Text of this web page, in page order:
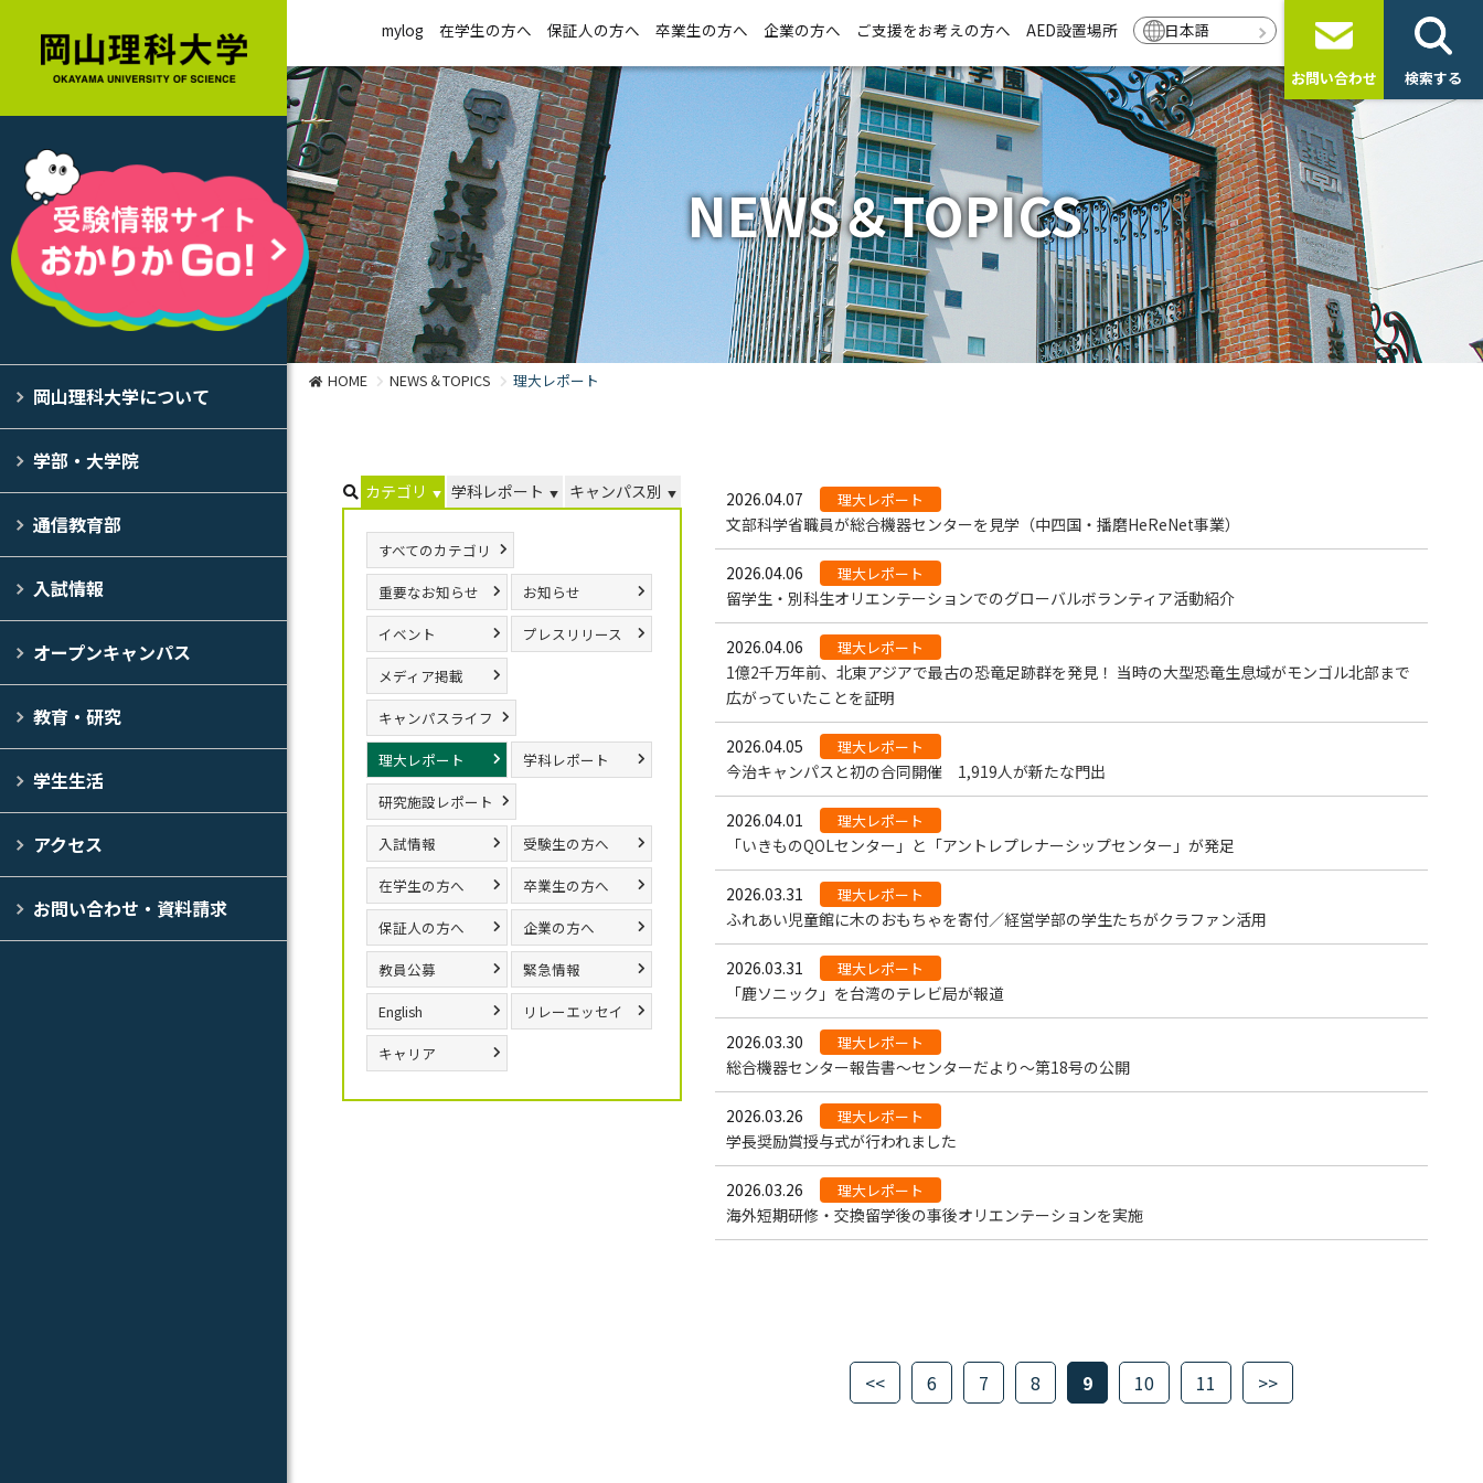
岡山理科大学について
学部・大学院
通信教育部
入試情報
オープンキャンパス
教育・研究
学生生活
アクセス
お問い合わせ・資料請求
mylog 在学生の方へ 保証人の方へ 卒業生の方へ 企業の方へ ご支援をお考えの方へ AED設置場所 日本語
お問い合わせ 検索する
NEWS＆TOPICS
HOME NEWS＆TOPICS 理大レポート
カテゴリ 学科レポート キャンパス別
すべてのカテゴリ
重要なお知らせ
お知らせ
イベント
プレスリリース
メディア掲載
キャンパスライフ
理大レポート
学科レポート
研究施設レポート
入試情報
受験生の方へ
在学生の方へ
卒業生の方へ
保証人の方へ
企業の方へ
教員公募
緊急情報
English
リレーエッセイ
キャリア
2026.04.07 理大レポート
文部科学省職員が総合機器センターを見学（中四国・播磨HeReNet事業）
2026.04.06 理大レポート
留学生・別科生オリエンテーションでのグローバルボランティア活動紹介
2026.04.06 理大レポート
1億2千万年前、北東アジアで最古の恐竜足跡群を発見！ 当時の大型恐竜生息域がモンゴル北部まで
広がっていたことを証明
2026.04.05 理大レポート
今治キャンパスと初の合同開催 1,919人が新たな門出
2026.04.01 理大レポート
「いきものQOLセンター」と「アントレプレナーシップセンター」が発足
2026.03.31 理大レポート
ふれあい児童館に木のおもちゃを寄付／経営学部の学生たちがクラファン活用
2026.03.31 理大レポート
「鹿ソニック」を台湾のテレビ局が報道
2026.03.30 理大レポート
総合機器センター報告書～センターだより～第18号の公開
2026.03.26 理大レポート
学長奨励賞授与式が行われました
2026.03.26 理大レポート
海外短期研修・交換留学後の事後オリエンテーションを実施
<< 6 7 8 9 10 11 >>